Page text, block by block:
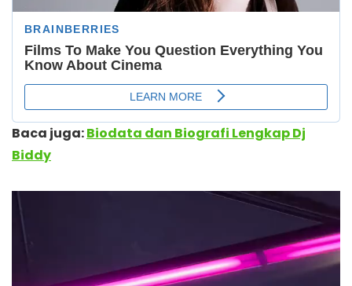
Baca juga:Biodata dan Biografi Lengkap Dj
Biddy